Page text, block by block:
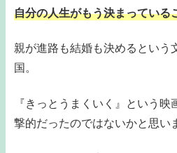
自分の人生がもう決まっている
親が進路も結婚も決めるという
国。
『きっとうまくいく』という
撃的だったのではないかと思い